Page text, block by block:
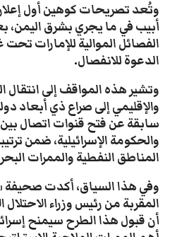
وتُعد تصريحات كوهين أول
أبيب في ما يجري بشرق
الفصائل الموالية للإمارات
الدعوة للانفصال.
وتشير هذه المواقف إلى انتقال
والإقليمي إلى صراع ذي أبعاد
سابقة عن فتح قنوات اتصال بين
والحكومة الإسرائيلية، ضمن
المناطق النفطية والممرات
وفي هذا السياق، أكدت
المقربة من رئيس وزراء الاحتلال
أن قبول هذا الطرح سيمنح